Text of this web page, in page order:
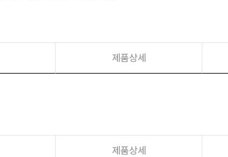
제품상세
제품상세